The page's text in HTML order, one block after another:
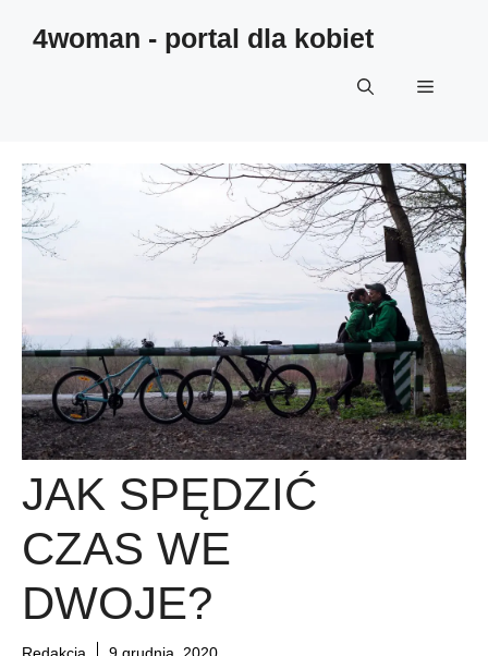
4woman - portal dla kobiet
JAK SPĘDZIĆ
CZAS WE
DWOJE?